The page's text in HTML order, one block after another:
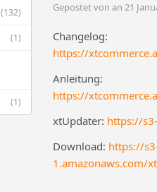
(132)
(1)
(1)
Gepostet von an 21
Changelog:
https://
Anleitung:
https://
xtUpdater: https://
Download: https://
1.amazonaws.com/